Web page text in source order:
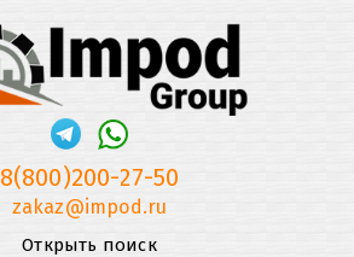
8(800)200-27-50
zakaz@impod.ru
Открыть поиск